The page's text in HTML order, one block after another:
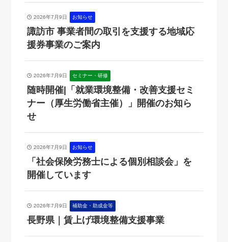
2026年7月9日 お知らせ
諏訪市 事業者間の取引を支援する地域応
援券事業のご案内
2026年7月9日 セミナー・研修
随時開催|「就業環境整備・改善支援セミ
ナー（厚生労働省主催）」開催のお知ら
せ
2026年7月9日 お知らせ
「社会保険労務士による個別相談会」を
開催しています
2026年7月9日 補助金・助成金等
長野県｜賃上げ環境整備支援事業